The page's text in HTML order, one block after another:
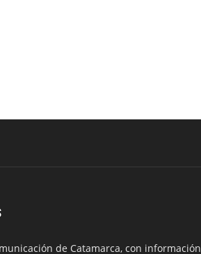
de Catamarca, con información